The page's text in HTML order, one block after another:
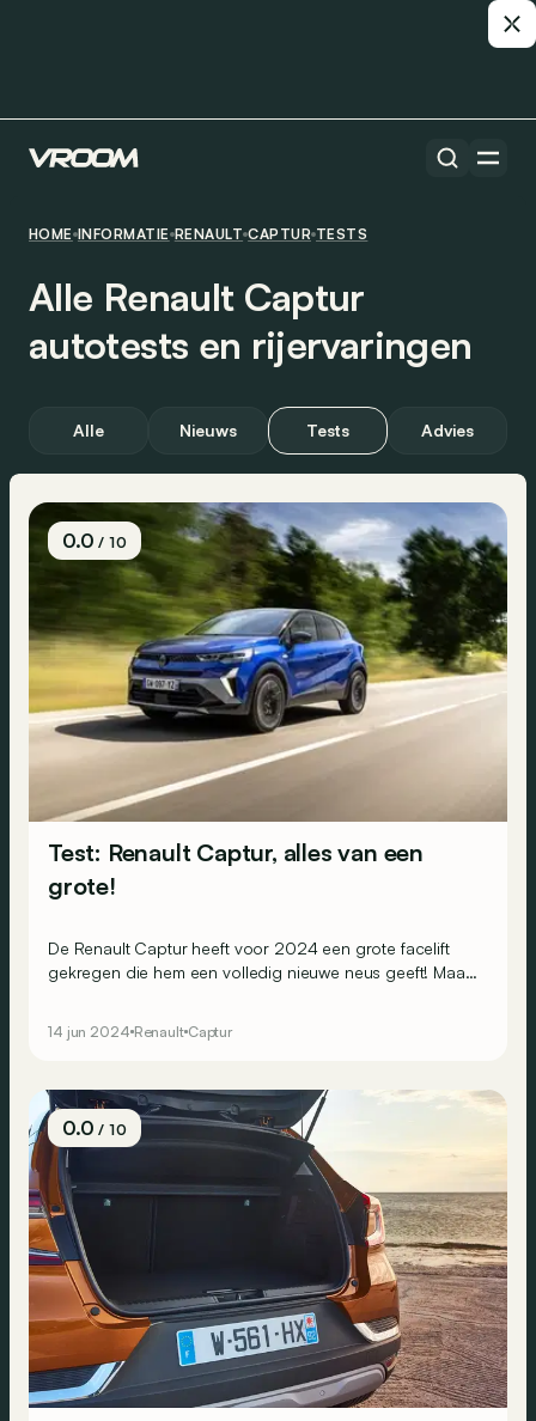
HOME INFORMATIE RENAULT CAPTUR TESTS
Alle Renault Captur
autotests en rijervaringen
Alle Nieuws Tests Advies
0.0/ 10
Test: Renault Captur, alles van een
grote!
De Renault Captur heeft voor 2024 een grote facelift
gekregen die hem een volledig nieuwe neus geeft! Maar
14 jun 2024 Renault Captur
0.0/ 10